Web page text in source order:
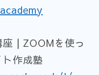
| ZOOMを使っ
ト作成塾